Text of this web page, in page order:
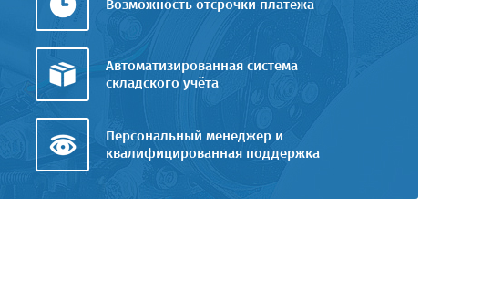
Возможность отсрочки платежа
Автоматизированная система
складского учёта
Персональный менеджер и
квалифицированная поддержка